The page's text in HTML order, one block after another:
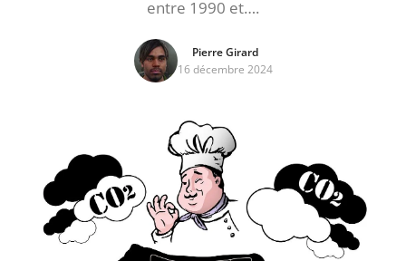
entre 1990 et….
Pierre Girard
16 décembre 2024